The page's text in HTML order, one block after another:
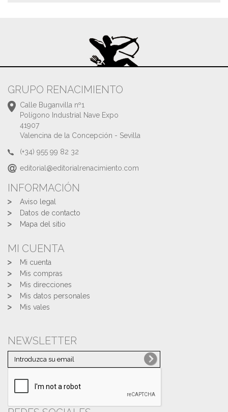
GRUPO RENACIMIENTO
Calle Buganvilla nº1
Polígono Industrial Nave Expo
41907
Valencina de la Concepción - Sevilla
(+34) 955 99 82 32
editorial@editorialrenacimiento.com
INFORMACIÓN
Aviso legal
Datos de contacto
Mapa del sitio
MI CUENTA
Mi cuenta
Mis compras
Mis direcciones
Mis datos personales
Mis vales
NEWSLETTER